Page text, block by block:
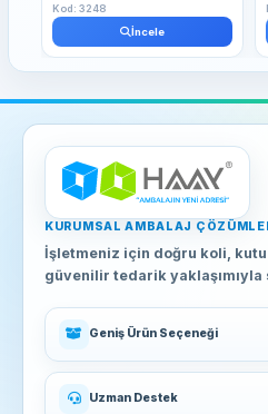
Kod: 3248
İncele
KURUMSAL AMBALAJ
İşletmeniz için doğru koli,
güvenilir tedarik yaklaşımıyla
Geniş Ürün Seçeneği
Uzman Destek